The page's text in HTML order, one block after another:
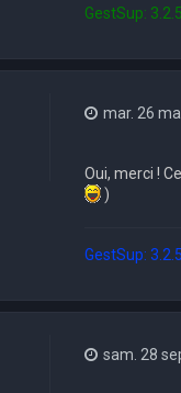
GestSup:
mar. 26
Oui, merci !
)
GestSup:
sam. 28